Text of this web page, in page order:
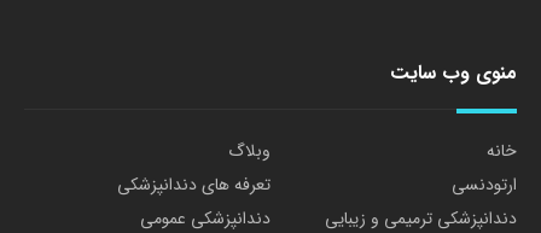
منوی وب سایت
خانه
وبلاگ
ارتودنسی
تعرفه های دندانپزشکی
دندانپزشکی ترمیمی و زیبایی
دندانپزشکی عمومی